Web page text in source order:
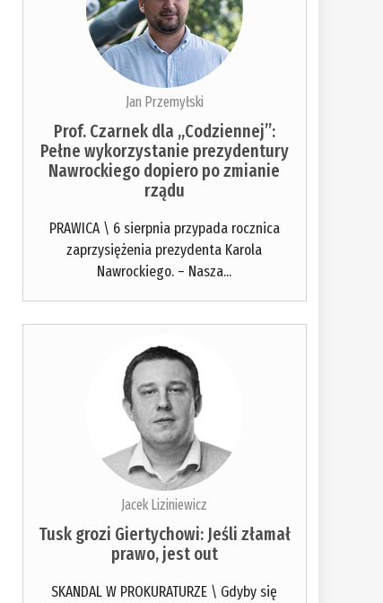
Jan Przemyłski
Prof. Czarnek dla „Codziennej”:
Pełne wykorzystanie prezydentury
Nawrockiego dopiero po zmianie
rządu
PRAWICA \ 6 sierpnia przypada rocznica
zaprzysiężenia prezydenta Karola
Nawrockiego. – Nasza...
Jacek Liziniewicz
Tusk grozi Giertychowi: Jeśli złamał
prawo, jest out
SKANDAL W PROKURATURZE \ Gdyby się